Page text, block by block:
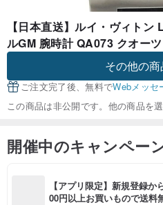
【日本直送】ルイ・ヴィト
ルGM 腕時計 QA073 クオー
その他の
ご注文完了後、無料でWebメッセ
この商品は非公開です。他の商品を選
開催中のキャンペー
【アプリ限定】新規登録か
00円以上お買いもので送料